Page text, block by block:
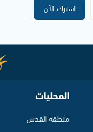
اشترك الآن
المحليات
منطقة القدس